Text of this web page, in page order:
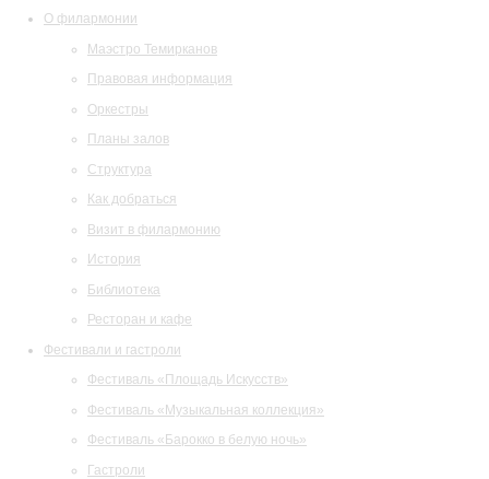
О филармонии
Маэстро Темирканов
Правовая информация
Оркестры
Планы залов
Структура
Как добраться
Визит в филармонию
История
Библиотека
Ресторан и кафе
Фестивали и гастроли
Фестиваль «Площадь Искусств»
Фестиваль «Музыкальная коллекция»
Фестиваль «Барокко в белую ночь»
Гастроли